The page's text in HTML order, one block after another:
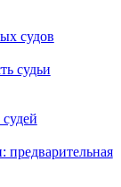
судов
судьи
предварительная